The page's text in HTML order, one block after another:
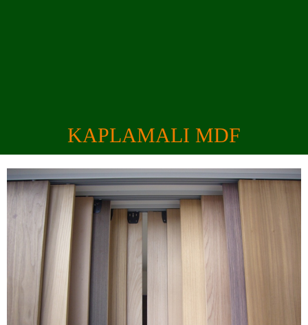
ANASAYFA
KURUMSAL
ÜRÜNLER
GALERİ
REFERANSLAR
İLETİŞİM
KAPLAMALI MDF